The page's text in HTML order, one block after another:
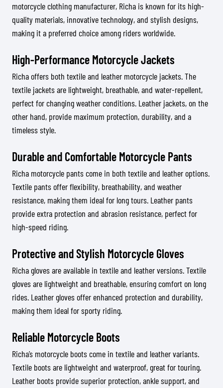
motorcycle clothing manufacturer, Richa is known for its high-
quality materials, innovative technology, and stylish designs,
making it a preferred choice among riders worldwide.
High-Performance Motorcycle Jackets
Richa offers both textile and leather motorcycle jackets. The
textile jackets are lightweight, breathable, and water-repellent,
perfect for changing weather conditions. Leather jackets, on the
other hand, provide maximum protection, durability, and a
timeless style.
Durable and Comfortable Motorcycle Pants
Richa motorcycle pants come in both textile and leather options.
Textile pants offer flexibility, breathability, and weather
resistance, making them ideal for long tours. Leather pants
provide extra protection and abrasion resistance, perfect for
high-speed riding.
Protective and Stylish Motorcycle Gloves
Richa gloves are available in textile and leather versions. Textile
gloves are lightweight and breathable, ensuring comfort on long
rides. Leather gloves offer enhanced protection and durability,
making them ideal for sporty riding.
Reliable Motorcycle Boots
Richa’s motorcycle boots come in textile and leather variants.
Textile boots are lightweight and waterproof, great for touring.
Leather boots provide superior protection, ankle support, and